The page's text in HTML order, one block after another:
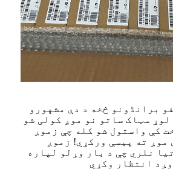
برانڈونو څخه د دې مشهورو
سټاک ساتو نو موږ کولی شو
کې واستول شو کله چې زموږ
موږ ته پیسې ورکړي! زموږ
نلري چې د بار وړلو لپاره